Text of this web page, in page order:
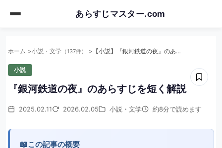
content
あらすじマスター.com
ホーム 小説・文学 （137件） 【小説】『銀河鉄道の夜』のあらすじを短く解説
小説
『銀河鉄道の夜』のあらすじを短く解説
2025.02.11 2026.02.05 小説・文学 約8分で読めます
📖この記事の概要